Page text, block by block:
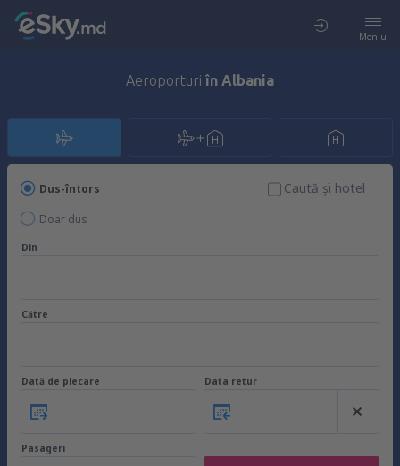
Meniu
Aeroporturi în Albania
Dus-întors
Doar dus
Caută şi hotel
Din
Către
Dată de plecare Data retur
Pasageri